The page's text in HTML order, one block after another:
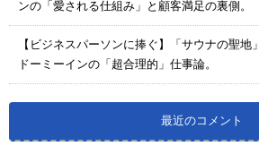
ンの「愛される仕組み」と顧客満足の裏側。
【ビジネスパーソンに捧ぐ】「サウナの聖地
ドーミーインの「超合理的」仕事論。
最近のコメント